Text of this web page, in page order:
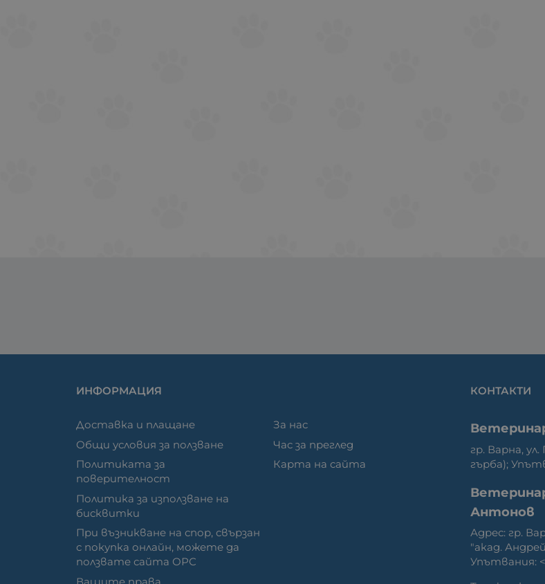
ИНФОРМАЦИЯ
Доставка и плащане
Общи условия за ползване
Политиката за
поверителност
Политика за използване на
бисквитки
При възникване на спор, свързан
с покупка онлайн, можете да
ползвате сайта ОРС
Вашите права
За нас
Час за преглед
Карта на сайта
КОНТАКТИ
гр. Варна, ул.
гърба);
Антонов
Адрес: гр.
"акад.
Упътвания: